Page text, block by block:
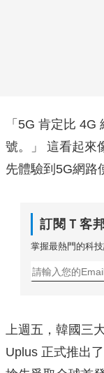
「5G 肯定比
號。」 這看起來
先體驗到5G網路
訂閱Ｔ客
掌握最熱門的科
上週五，韓國三
Uplus 正式推出